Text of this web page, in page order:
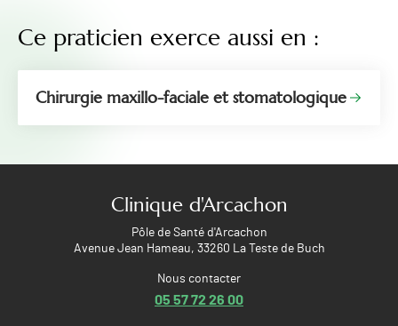
Ce praticien exerce aussi en :
Chirurgie maxillo-faciale et stomatologique
Clinique d'Arcachon
Pôle de Santé d'Arcachon
Avenue Jean Hameau, 33260 La Teste de Buch
Nous contacter
05 57 72 26 00